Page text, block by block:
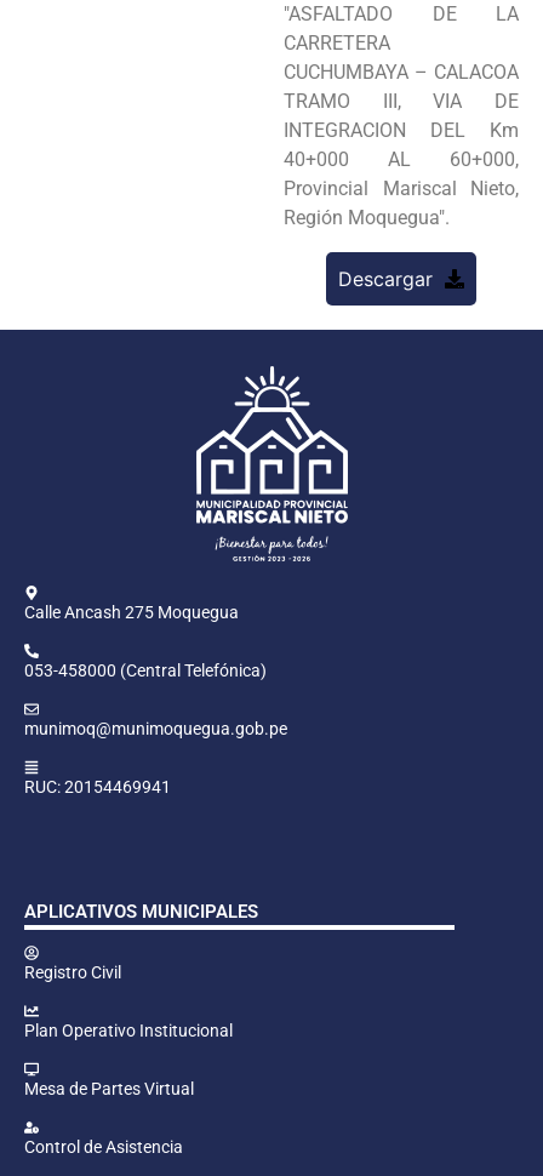
"ASFALTADO DE LA
CARRETERA
CUCHUMBAYA – CALACOA
TRAMO III, VIA DE
INTEGRACION DEL Km
40+000 AL 60+000,
Provincial Mariscal Nieto,
Región Moquegua".
Descargar
Calle Ancash 275 Moquegua
053-458000 (Central Telefónica)
munimoq@munimoquegua.gob.pe
RUC: 20154469941
APLICATIVOS MUNICIPALES
Registro Civil
Plan Operativo Institucional
Mesa de Partes Virtual
Control de Asistencia